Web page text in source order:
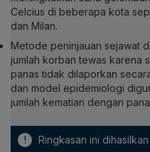
Celcius di beberapa kota
dan Milan.
Metode peninjauan sejawat
jumlah korban tewas karena
panas tidak dilaporkan
dan model epidemiologi
jumlah kematian dengan
! Ringkasan ini